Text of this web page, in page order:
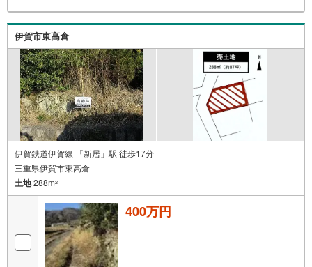
伊賀市東高倉
伊賀鉄道伊賀線 「新居」駅 徒歩17分
三重県伊賀市東高倉
土地288m2
400万円